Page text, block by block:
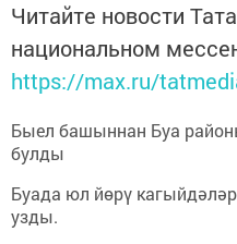
Читайте новости
национальном
https://max.ru/
Быел башыннан Буа
булды
Буада юл йөрү
узды.